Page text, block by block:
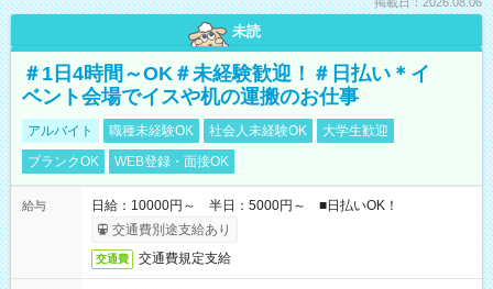
未読
＃1日4時間～OK＃未経験歓迎！＃日払い＊イ
ベント会場でイスや机の運搬のお仕事
アルバイト 職種未経験OK 社会人未経験OK
大学生歓迎
ブランクOK
WEB登録・面接OK
給与
日給：10000円～ 半日：5000円～ ■日払いOK！
交通費別途支給あり
交通費 交通費規定支給